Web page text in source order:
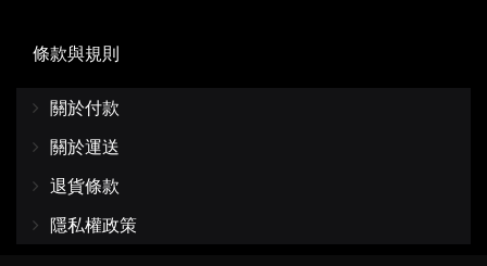
條款與規則
關於付款
關於運送
退貨條款
隱私權政策